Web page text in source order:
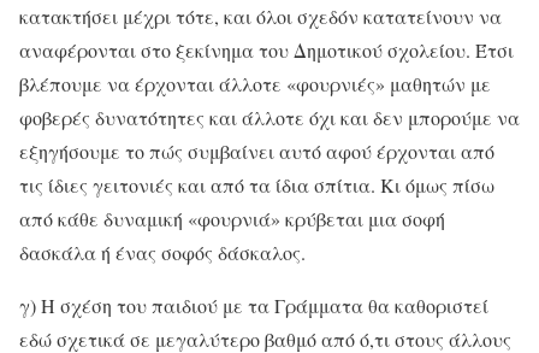
κατακτήσει μέχρι τότε, και όλοι σχεδόν κατατείνουν να
αναφέρονται στο ξεκίνημα του Δημοτικού σχολείου. Έτσι
βλέπουμε να έρχονται άλλοτε «φουρνιές» μαθητών με
φοβερές δυνατότητες και άλλοτε όχι και δεν μπορούμε να
εξηγήσουμε το πώς συμβαίνει αυτό αφού έρχονται από
τις ίδιες γειτονιές και από τα ίδια σπίτια. Κι όμως πίσω
από κάθε δυναμική «φουρνιά» κρύβεται μια σοφή
δασκάλα ή ένας σοφός δάσκαλος.
γ) Η σχέση του παιδιού με τα Γράμματα θα καθοριστεί
εδώ σχετικά σε μεγαλύτερο βαθμό από ό,τι στους άλλους